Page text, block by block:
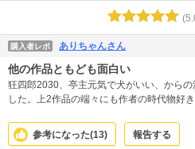
(
購入者レポ ありちゃんさん
他の作品ともども面白い
狂四郎2030、亭主元気で犬がいい、から
した。上2作品の端々にも作者の時代物好
は本作が初とのこと。題名どおり、水戸
格、漫遊の背景など含め、人間のドロドロ
な勧善懲悪アクションでも無ければ単なる
参考になった(13) 報告する